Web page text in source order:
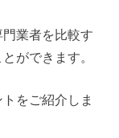
業者を比較す
ができます。
をご紹介しま